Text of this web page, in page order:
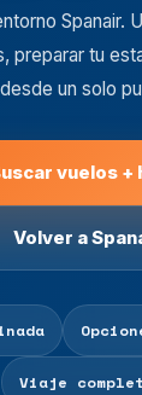
Spanair.
preparar tu
desde un solo
vuelos +
Volver a
Viaje